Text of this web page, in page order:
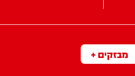
מבזקים +